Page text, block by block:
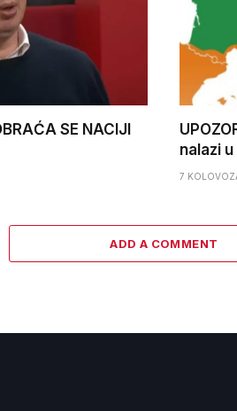
SE NACIJI
nalazi
7
ADD A COMMENT